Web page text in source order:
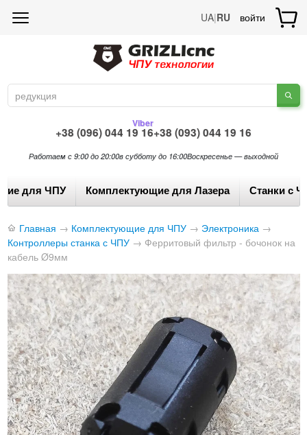
UA|RU войти
+38 (096) 044 19 16
Viber
+38 (093) 044 19 16
Работаем с 9:00 до 20:00в субботу до 16:00Воскресенье — выходной
для ЧПУ Комплектующие для Лазера Станки с
Главная → Комплектующие для ЧПУ → Электроника →
Контроллеры станка с ЧПУ → Ферритовый фильтр - бочонок на
кабель Ø9мм